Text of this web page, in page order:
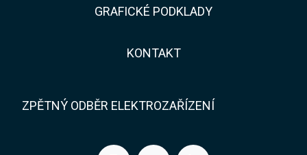
GRAFICKÉ PODKLADY
KONTAKT​​
ZPĚTNÝ ODBĚR ELEKTROZAŘÍZENÍ